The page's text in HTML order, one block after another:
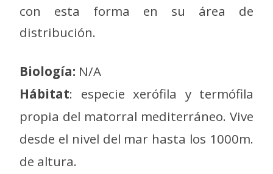
con esta forma en su área de
distribución.
Biología: N/A
Hábitat: especie xerófila y termófila
propia del matorral mediterráneo. Vive
desde el nivel del mar hasta los 1000m.
de altura.